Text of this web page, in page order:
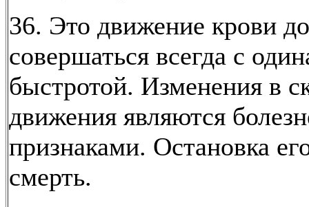
36. Это движение крови
совершаться всегда с
быстротой. Изменения в
движения являются
признаками. Остановка
смерть.